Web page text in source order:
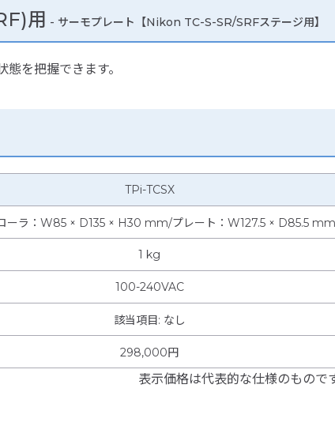
用 - サーモプレート【Nikon TC-S-SR/SRFステージ用】
を把握できます。
TPi-TCSX
ーラ：W85 × D135 × H30 mm/プレート：W127.5 × D85.5 mm
1 kg
100-240VAC
該当項目: なし
298,000円
表示価格は代表的な仕様のもので